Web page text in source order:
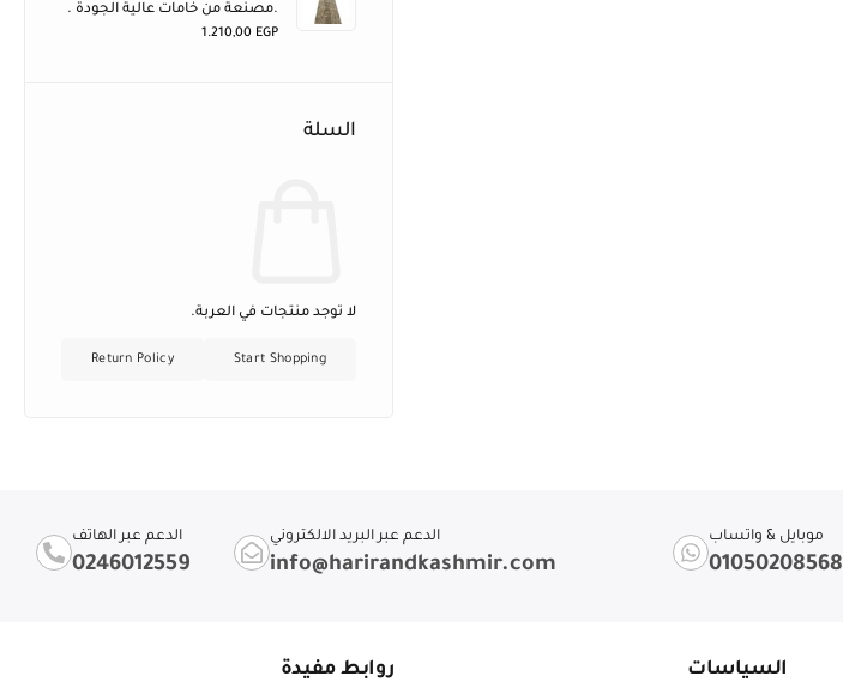
.مصنعة من خامات عالية الجودة .
1.210,00 EGP
السلة
لا توجد منتجات في العربة.
Start Shopping
Return Policy
موبايل & واتساب
01050208568
الدعم عبر البريد الالكتروني
info@harirandkashmir.com
الدعم عبر الهاتف
0246012559
السياسات روابط مفيدة